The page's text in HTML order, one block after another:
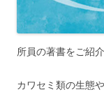
所員の著書をご紹介
カワセミ類の生態